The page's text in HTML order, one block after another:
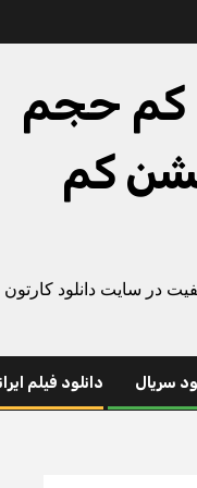
کم حجم
کم
در سایت دانلود کارتون
سریال دانلود فیلم